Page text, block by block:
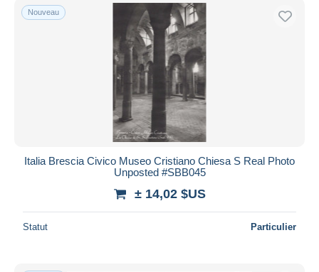
Nouveau
Italia Brescia Civico Museo Cristiano Chiesa S Real Photo
Unposted #SBB045
± 14,02 $US
Statut Particulier